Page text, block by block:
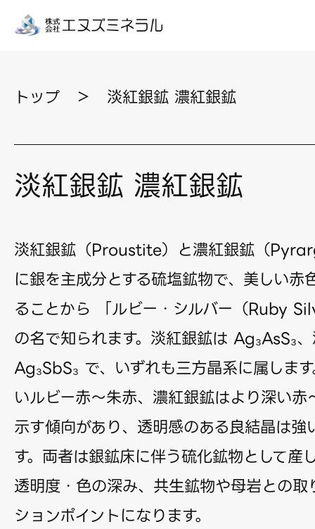
トップ ＞ 淡紅銀鉱 濃紅銀鉱
淡紅銀鉱 濃紅銀鉱
淡紅銀鉱（Proustite）と濃紅銀鉱（
に銀を主成分とする硫塩鉱物で、美しい赤
ることから 「ルビー・シルバー（Ruby
の名で知られます。淡紅銀鉱は Ag₃AsS₃
Ag₃SbS₃ で、いずれも三方晶系に属しま
いルビー赤〜朱赤、濃紅銀鉱はより深い
示す傾向があり、透明感のある良結晶は強
す。両者は銀鉱床に伴う硫化鉱物として産
透明度・色の深み、共生鉱物や母岩との
ションポイントになります。